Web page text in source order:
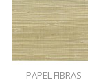
PAPEL FIBRAS